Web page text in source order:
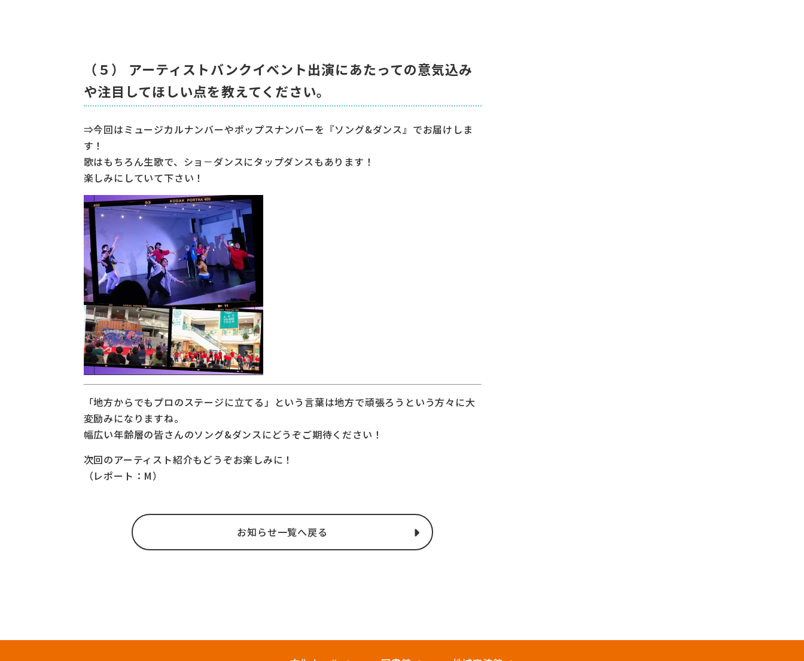
（５） アーティストバンクイベント出演にあたっての意気込み
や注目してほしい点を教えてください。
⇒今回はミュージカルナンバーやポップスナンバーを『ソング&ダンス』でお届けしま
す！
歌はもちろん生歌で、ショ－ダンスにタップダンスもあります！
楽しみにしていて下さい！
「地方からでもプロのステージに立てる」という言葉は地方で頑張ろうという方々に大
変励みになりますね。
幅広い年齢層の皆さんのソング&ダンスにどうぞご期待ください！
次回のアーティスト紹介もどうぞお楽しみに！
（レポート：M）
お知らせ一覧へ戻る